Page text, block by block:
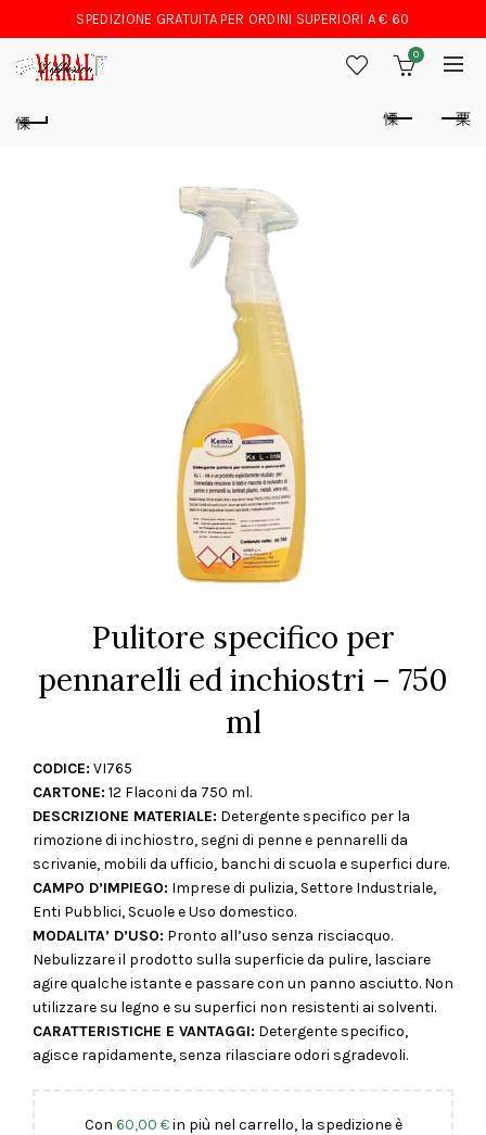
SPEDIZIONE GRATUITA PER ORDINI SUPERIORI A € 60
0
Pulitore specifico per
pennarelli ed inchiostri – 750
ml
CODICE: VI765
CARTONE: 12 Flaconi da 750 ml.
DESCRIZIONE MATERIALE: Detergente specifico per la
rimozione di inchiostro, segni di penne e pennarelli da
scrivanie, mobili da ufficio, banchi di scuola e superfici dure.
CAMPO D’IMPIEGO: Imprese di pulizia, Settore Industriale,
Enti Pubblici, Scuole e Uso domestico.
MODALITA’ D’USO: Pronto all’uso senza risciacquo.
Nebulizzare il prodotto sulla superficie da pulire, lasciare
agire qualche istante e passare con un panno asciutto. Non
utilizzare su legno e su superfici non resistenti ai solventi.
CARATTERISTICHE E VANTAGGI: Detergente specifico,
agisce rapidamente, senza rilasciare odori sgradevoli.
Con 60,00 €in più nel carrello, la spedizione è